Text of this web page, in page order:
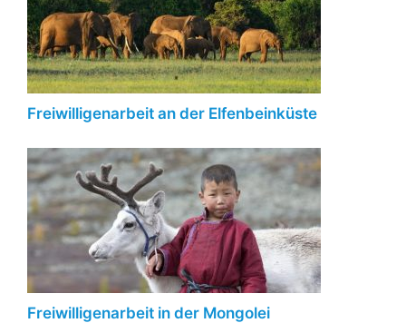
Freiwilligenarbeit an der Elfenbeinküste
Freiwilligenarbeit in der Mongolei